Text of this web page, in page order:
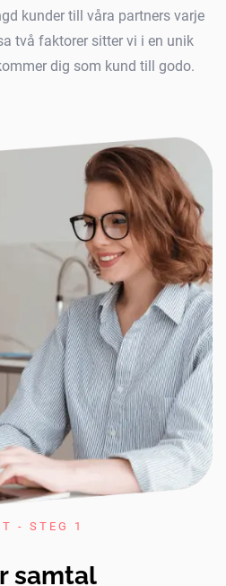
kunder till våra partners varje
två faktorer sitter vi i en unik
dig som kund till godo.
- STEG 1
samtal